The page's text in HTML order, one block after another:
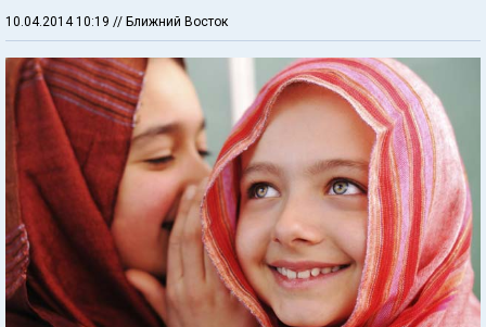
10.04.2014 10:19 // Ближний Восток